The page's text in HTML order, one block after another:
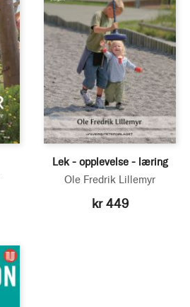
Lek - opplevelse - læring
Ole Fredrik Lillemyr
kr 449